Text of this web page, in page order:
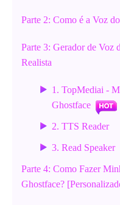
Parte 2: Como é a Voz
Parte 3: Gerador de Voz
Realista
1. TopMediai -
Ghostface
2. TTS Reader
3. Read Speaker
Parte 4: Como Fazer
Ghostface?